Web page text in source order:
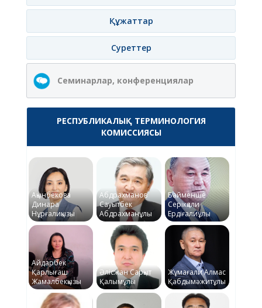
Құжаттар
Суреттер
Семинарлар, конференциялар
РЕСПУБЛИКАЛЫҚ ТЕРМИНОЛОГИЯ
КОМИССИЯСЫ
Ақынбекова
Динара
Нұрғалиқызы
Абдрахманов
Сауытбек
Абдрахманұлы
Байменше
Серікқали
Ердіғалиұлы
Айдарбек
Қарлығаш
Жамалбекқызы
Әлісжан Сарқыт
Қалымұлы
Жұмағали Алмас
Қабдымәжитұлы